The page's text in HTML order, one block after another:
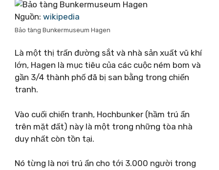
Nguồn: wikipedia
Bảo tàng Bunkermuseum Hagen
Là một thị trấn đường sắt và nhà sản xuất vũ khí
lớn, Hagen là mục tiêu của các cuộc ném bom và
gần 3/4 thành phố đã bị san bằng trong chiến
tranh.
Vào cuối chiến tranh, Hochbunker (hầm trú ẩn
trên mặt đất) này là một trong những tòa nhà
duy nhất còn tồn tại.
Nó từng là nơi trú ẩn cho tới 3.000 người trong